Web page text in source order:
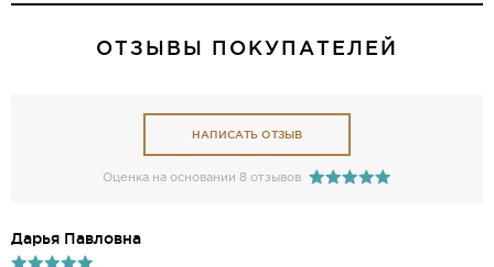
ОТЗЫВЫ ПОКУПАТЕЛЕЙ
НАПИСАТЬ ОТЗЫВ
Оценка на основании 8 отзывов
Дарья Павловна